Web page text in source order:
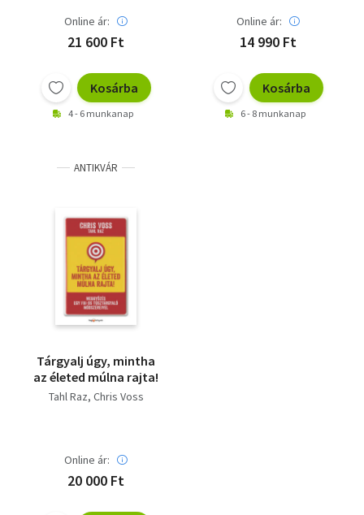
Online ár:
21 600 Ft
Kosárba
4 - 6 munkanap
Online ár:
14 990 Ft
Kosárba
6 - 8 munkanap
ANTIKVÁR
Tárgyalj úgy, mintha
az életed múlna rajta!
Tahl Raz Chris Voss
Online ár:
20 000 Ft